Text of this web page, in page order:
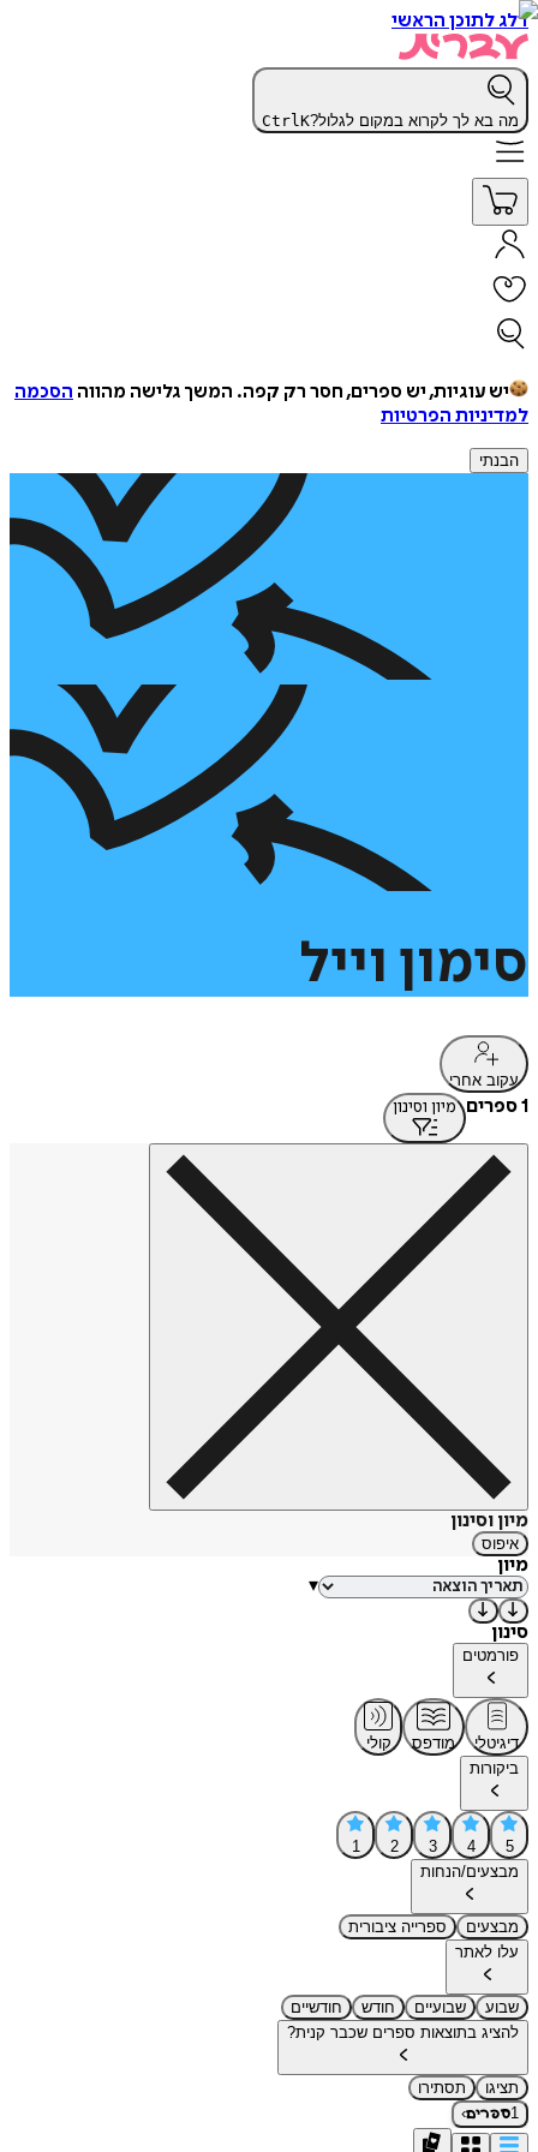
דלג לתוכן הראשי
מה בא לך לקרוא במקום לגלול? CtrlK
יש עוגיות, יש ספרים, חסר רק קפה. המשך גלישה מהווה הסכמה
למדיניות הפרטיות
הבנתי
סימון וייל
עקוב אחרי
1 ספרים מיון וסינון
מיון וסינון
איפוס
מיון
▾
סינון
פורמטים
דיגיטלי מודפס
קולי
ביקורות
5
4
3
2
1
מבצעים/הנחות
מבצעים
ספרייה ציבורית
עלו לאתר
שבוע שבועיים חודש
חודשיים
להציג בתוצאות ספרים שכבר קנית?
תציגו
תסתירו
1ספרים›